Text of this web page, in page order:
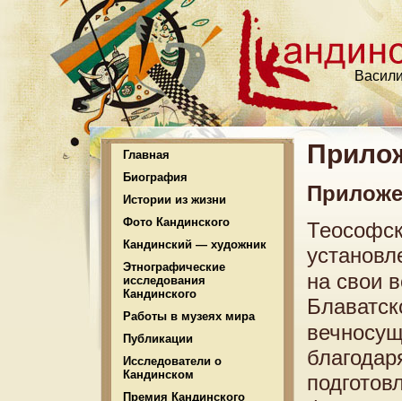
Главная
Биография
Истории из жизни
Фото Кандинского
Кандинский — художник
Этнографические
исследования
Кандинского
Работы в музеях мира
Публикации
Исследователи о
Кандинском
Премия Кандинского
на свои